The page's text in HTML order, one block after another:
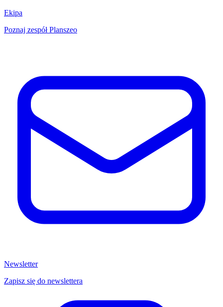
Ekipa
Poznaj zespół Planszeo
Newsletter
Zapisz się do newslettera